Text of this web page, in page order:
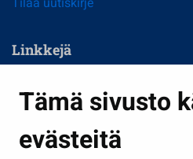
Tämä sivusto
evästeitä
Linkkejä
Kasvatus ja opetus
Kulttuuri ja liikunta